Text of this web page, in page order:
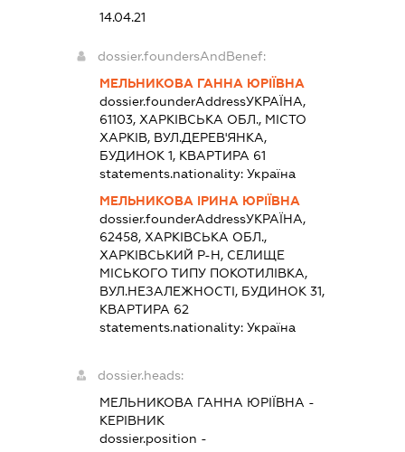
14.04.21
dossier.foundersAndBenef:
МЕЛЬНИКОВА ГАННА ЮРІЇВНА
dossier.founderAddressУКРАЇНА,
61103, ХАРКІВСЬКА ОБЛ., МІСТО
ХАРКІВ, ВУЛ.ДЕРЕВ'ЯНКА,
БУДИНОК 1, КВАРТИРА 61
statements.nationality: Україна
МЕЛЬНИКОВА ІРИНА ЮРІЇВНА
dossier.founderAddressУКРАЇНА,
62458, ХАРКІВСЬКА ОБЛ.,
ХАРКІВСЬКИЙ Р-Н, СЕЛИЩЕ
МІСЬКОГО ТИПУ ПОКОТИЛІВКА,
ВУЛ.НЕЗАЛЕЖНОСТІ, БУДИНОК 31,
КВАРТИРА 62
statements.nationality: Україна
dossier.heads:
МЕЛЬНИКОВА ГАННА ЮРІЇВНА -
КЕРІВНИК
dossier.position -